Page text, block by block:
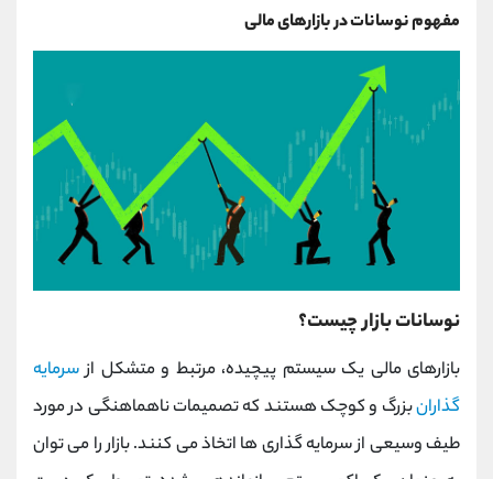
مفهوم نوسانات در بازارهای مالی
نوسانات بازار چیست؟
بازارهای مالی یک سیستم پیچیده، مرتبط و متشکل ازسرمایه
گذارانبزرگ و کوچک هستند که تصمیمات ناهماهنگی در مورد
طیف وسیعی از سرمایه گذاری ها اتخاذ می کنند. بازار را می توان